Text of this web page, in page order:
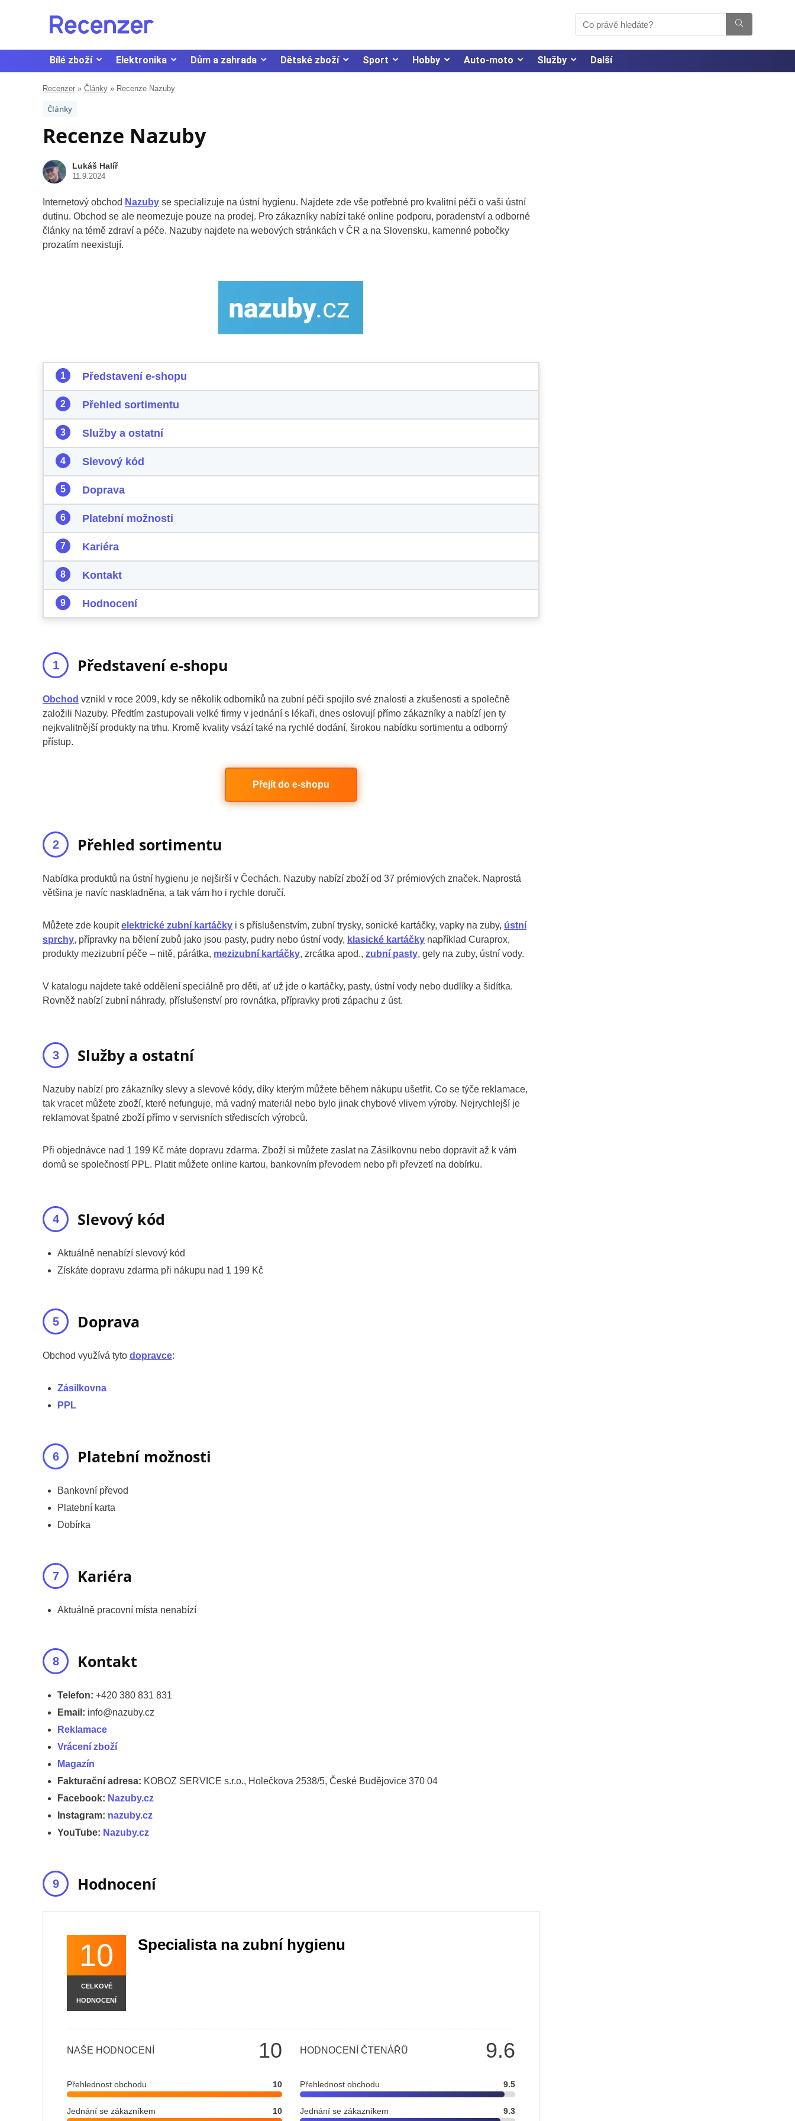
Bílé zboží Elektronika Dům a zahrada Dětské zboží Sport Hobby Auto-moto Služby Další
Recenzer » Články » Recenze Nazuby
Články
Recenze Nazuby
Lukáš Halíř
11.9.2024
Internetový obchod Nazuby se specializuje na ústní hygienu. Najdete zde vše potřebné pro kvalitní péči o vaši ústní
dutinu. Obchod se ale neomezuje pouze na prodej. Pro zákazníky nabízí také online podporu, poradenství a odborné
články na témě zdraví a péče. Nazuby najdete na webových stránkách v ČR a na Slovensku, kamenné pobočky
prozatím neexistují.
Představení e-shopu
Přehled sortimentu
Služby a ostatní
Slevový kód
Doprava
Platební možnosti
Kariéra
Kontakt
Hodnocení
Představení e-shopu
Obchod vznikl v roce 2009, kdy se několik odborníků na zubní péči spojilo své znalosti a zkušenosti a společně
založili Nazuby. Předtím zastupovali velké firmy v jednání s lékaři, dnes oslovují přímo zákazníky a nabízí jen ty
nejkvalitnější produkty na trhu. Kromě kvality vsází také na rychlé dodání, širokou nabídku sortimentu a odborný
přístup.
Přejít do e-shopu
Přehled sortimentu
Nabídka produktů na ústní hygienu je nejširší v Čechách. Nazuby nabízí zboží od 37 prémiových značek. Naprostá
většina je navíc naskladněna, a tak vám ho i rychle doručí.
Můžete zde koupitelektrické zubní kartáčky i s příslušenstvím, zubní trysky, sonické kartáčky, vapky na zuby, ústní
sprchy, přípravky na bělení zubů jako jsou pasty, pudry nebo ústní vody, klasické kartáčky například Curaprox,
produkty mezizubní péče – nitě, párátka, mezizubní kartáčky, zrcátka apod., zubní pasty, gely na zuby, ústní vody.
V katalogu najdete také oddělení speciálně pro děti, ať už jde o kartáčky, pasty, ústní vody nebo dudlíky a šidítka.
Rovněž nabízí zubní náhrady, příslušenství pro rovnátka, přípravky proti zápachu z úst.
Služby a ostatní
Nazuby nabízí pro zákazníky slevy a slevové kódy, díky kterým můžete během nákupu ušetřit. Co se týče reklamace,
tak vracet můžete zboží, které nefunguje, má vadný materiál nebo bylo jinak chybové vlivem výroby. Nejrychlejší je
reklamovat špatné zboží přímo v servisních střediscích výrobců.
Při objednávce nad 1 199 Kč máte dopravu zdarma. Zboží si můžete zaslat na Zásilkovnu nebo dopravit až k vám
domů se společností PPL. Platit můžete online kartou, bankovním převodem nebo při převzetí na dobírku.
Slevový kód
Aktuálně nenabízí slevový kód
Získáte dopravu zdarma při nákupu nad 1 199 Kč
Doprava
Obchod využívá tyto dopravce:
Zásilkovna
PPL
Platební možnosti
Bankovní převod
Platební karta
Dobírka
Kariéra
Aktuálně pracovní místa nenabízí
Kontakt
Telefon: +420 380 831 831
Email: info@nazuby.cz
Reklamace
Vrácení zboží
Magazín
Fakturační adresa: KOBOZ SERVICE s.r.o., Holečkova 2538/5, České Budějovice 370 04
Facebook: Nazuby.cz
Instagram: nazuby.cz
YouTube: Nazuby.cz
Hodnocení
10
CELKOVÉ
HODNOCENÍ
Specialista na zubní hygienu
10
NAŠE HODNOCENÍ
Přehlednost obchodu 10
Jednání se zákazníkem 10
9.6
HODNOCENÍ ČTENÁŘŮ
Přehlednost obchodu 9.5
Jednání se zákazníkem 9.3